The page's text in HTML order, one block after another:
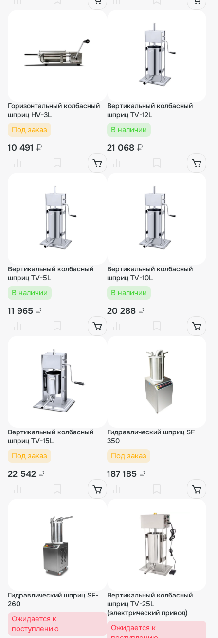
Горизонтальный колбасный
шприц HV-3L
Под заказ
10 491 ₽
Вертикальный колбасный
шприц TV-12L
В наличии
21 068 ₽
Вертикальный колбасный
шприц TV-5L
В наличии
11 965 ₽
Вертикальный колбасный
шприц TV-10L
В наличии
20 288 ₽
Вертикальный колбасный
шприц TV-15L
Под заказ
22 542 ₽
Гидравлический шприц SF-
350
Под заказ
187 185 ₽
Гидравлический шприц SF-
260
Ожидается к
поступлению
Вертикальный колбасный
шприц TV-25L
(электрический привод)
Ожидается к